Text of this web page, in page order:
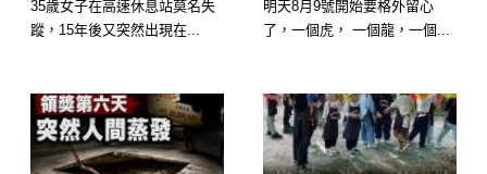
50隻，剩下13隻。
整整37隻，就像憑空消失一樣。
35歲女子在高速休息站莫名失
蹤，15年後又突然出現在...
明天8月9號開始要格外留心
了，一個虎， 一個龍，一個...